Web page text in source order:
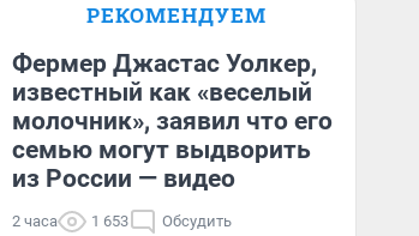
Андрей Бирюков
РЕКОМЕНДУЕМ
Фермер Джастас Уолкер,
известный как «веселый
молочник», заявил что его
семью могут выдворить
из России — видео
2 часа 1 653 Обсудить